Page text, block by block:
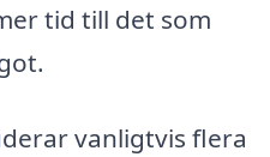
tid till det som
vanligtvis flera